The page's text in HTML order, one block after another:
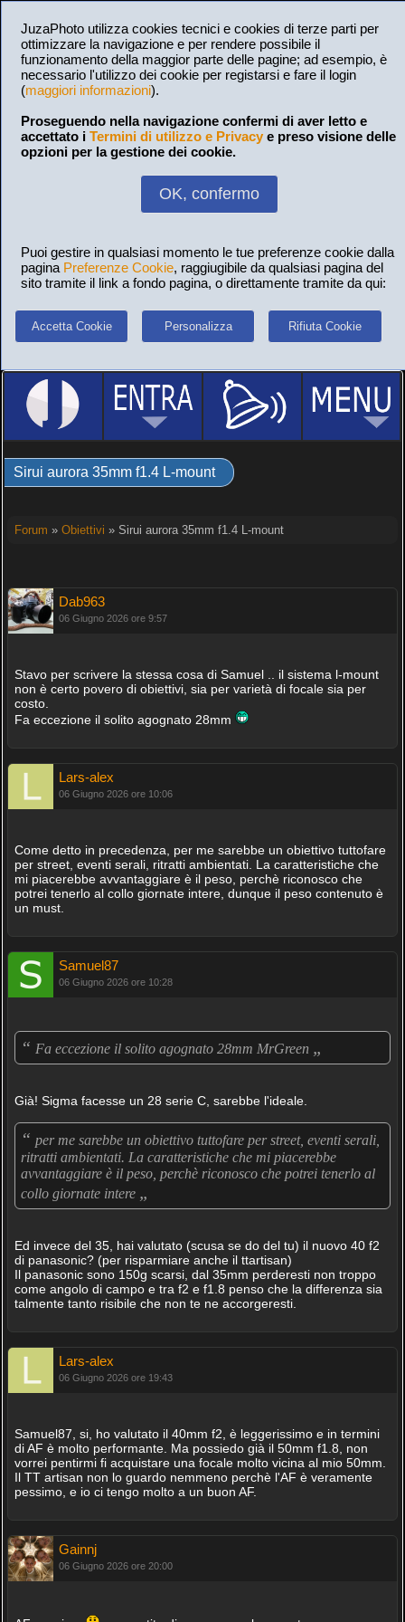
JuzaPhoto utilizza cookies tecnici e cookies di terze parti per
ottimizzare la navigazione e per rendere possibile il
funzionamento della maggior parte delle pagine; ad esempio, è
necessario l'utilizzo dei cookie per registarsi e fare il login
(maggiori informazioni).
Proseguendo nella navigazione confermi di aver letto e
accettato i Termini di utilizzo e Privacy e preso visione delle
opzioni per la gestione dei cookie.
OK, confermo
Puoi gestire in qualsiasi momento le tue preferenze cookie dalla
pagina Preferenze Cookie, raggiugibile da qualsiasi pagina del
sito tramite il link a fondo pagina, o direttamente tramite da qui:
Accetta Cookie Personalizza Rifiuta Cookie
Sirui aurora 35mm f1.4 L-mount
Forum » Obiettivi » Sirui aurora 35mm f1.4 L-mount
Dab963
06 Giugno 2026 ore 9:57
Stavo per scrivere la stessa cosa di Samuel .. il sistema l-mount
non è certo povero di obiettivi, sia per varietà di focale sia per
costo.
Fa eccezione il solito agognato 28mm
Lars-alex
06 Giugno 2026 ore 10:06
Come detto in precedenza, per me sarebbe un obiettivo tuttofare
per street, eventi serali, ritratti ambientati. La caratteristiche che
mi piacerebbe avvantaggiare è il peso, perchè riconosco che
potrei tenerlo al collo giornate intere, dunque il peso contenuto è
un must.
Samuel87
06 Giugno 2026 ore 10:28
“ Fa eccezione il solito agognato 28mm MrGreen „
Già! Sigma facesse un 28 serie C, sarebbe l'ideale.
“ per me sarebbe un obiettivo tuttofare per street, eventi serali,
ritratti ambientati. La caratteristiche che mi piacerebbe
avvantaggiare è il peso, perchè riconosco che potrei tenerlo al
collo giornate intere „
Ed invece del 35, hai valutato (scusa se do del tu) il nuovo 40 f2
di panasonic? (per risparmiare anche il ttartisan)
Il panasonic sono 150g scarsi, dal 35mm perderesti non troppo
come angolo di campo e tra f2 e f1.8 penso che la differenza sia
talmente tanto risibile che non te ne accorgeresti.
Lars-alex
06 Giugno 2026 ore 19:43
Samuel87, si, ho valutato il 40mm f2, è leggerissimo e in termini
di AF è molto performante. Ma possiedo già il 50mm f1.8, non
vorrei pentirmi fi acquistare una focale molto vicina al mio 50mm.
Il TT artisan non lo guardo nemmeno perchè l'AF è veramente
pessimo, e io ci tengo molto a un buon AF.
Gainnj
06 Giugno 2026 ore 20:00